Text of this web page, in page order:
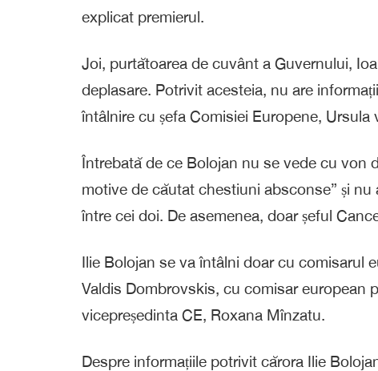
explicat premierul.
Joi, purtătoarea de cuvânt a Guvernului,
deplasare. Potrivit acesteia, nu are
întâlnire cu șefa Comisiei Europene, Ursula
Întrebată de ce Bolojan nu se vede cu von
motive de căutat chestiuni absconse” și
între cei doi. De asemenea, doar șeful
Ilie Bolojan se va întâlni doar cu comisarul
Valdis Dombrovskis, cu comisar european
vicepreședinta CE, Roxana Mînzatu.
Despre informațiile potrivit cărora Ilie